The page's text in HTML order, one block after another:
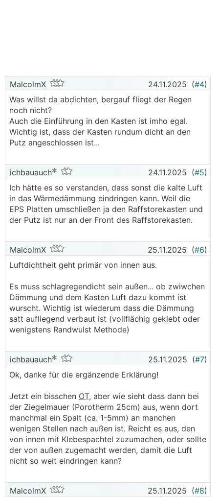
MalcolmX 24.11.2025 (#4)
Was willst da abdichten, bergauf fliegt der Regen
noch nicht?
Auch die Einführung in den Kasten ist imho egal.
Wichtig ist, dass der Kasten rundum dicht an den
Putz angeschlossen ist...
ichbauauch 24.11.2025 (#5)
Ich hätte es so verstanden, dass sonst die kalte Luft
in das Wärmedämmung eindringen kann. Weil die
EPS Platten umschließen ja den Raffstorekasten und
der Putz ist nur an der Front des Raffstorekasten.
MalcolmX 25.11.2025 (#6)
Luftdichtheit geht primär von innen aus.
Es muss schlagregendicht sein außen... ob zwiwchen
Dämmung und dem Kasten Luft dazu kommt ist
wurscht. Wichtig ist wiederum dass die Dämmung
satt aufliegend verbaut ist (vollflächig geklebt oder
wenigstens Randwulst Methode)
ichbauauch 25.11.2025 (#7)
Ok, danke für die ergänzende Erklärung!
Jetzt ein bisschen OT, aber wie sieht dass dann bei
der Ziegelmauer (Porotherm 25cm) aus, wenn dort
manchmal ein Spalt (ca. 1-5mm) an manchen
wenigen Stellen nach außen ist. Reicht es aus, den
von innen mit Klebespachtel zuzumachen, oder sollte
der von außen zugemacht werden, damit die Luft
nicht so weit eindringen kann?
MalcolmX 25.11.2025 (#8)